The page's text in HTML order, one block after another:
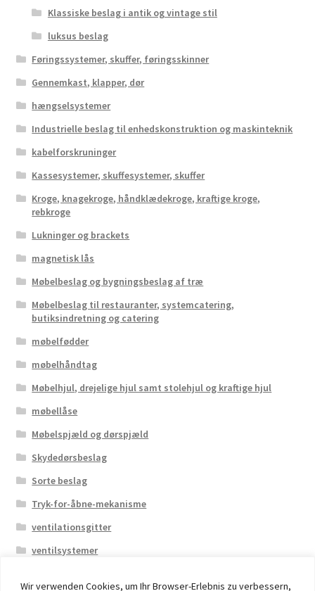
Wir verwenden Cookies, um Ihr Browser-Erlebnis zu verbessern,
Klassiske beslag i antik og vintage stil
luksus beslag
Føringssystemer, skuffer, føringsskinner
Gennemkast, klapper, dør
hængselsystemer
Industrielle beslag til enhedskonstruktion og maskinteknik
kabelforskruninger
Kassesystemer, skuffesystemer, skuffer
Kroge, knagekroge, håndklædekroge, kraftige kroge,
rebkroge
Lukninger og brackets
magnetisk lås
Møbelbeslag og bygningsbeslag af træ
Møbelbeslag til restauranter, systemcatering,
butiksindretning og catering
møbelfødder
møbelhåndtag
Møbelhjul, drejelige hjul samt stolehjul og kraftige hjul
møbellåse
Møbelspjæld og dørspjæld
Skydedørsbeslag
Sorte beslag
Tryk-for-åbne-mekanisme
ventilationsgitter
ventilsystemer